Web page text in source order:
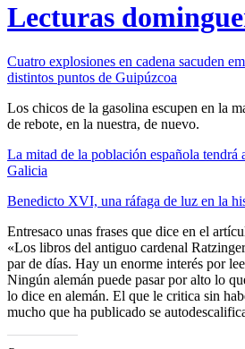
Lecturas
Cuatro explosiones en cadena sacuden
distintos puntos de Guipúzcoa
Los chicos de la gasolina escupen en la
de rebote, en la nuestra, de nuevo.
La mitad de la población española tendrá
Galicia
Benedicto XVI, una ráfaga de luz en la
Entresaco unas frases que dice en el
«Los libros del antiguo cardenal
par de días. Hay un enorme interés por
Ningún alemán puede pasar por alto lo
lo dice en alemán. El que le critica sin
mucho que ha publicado se